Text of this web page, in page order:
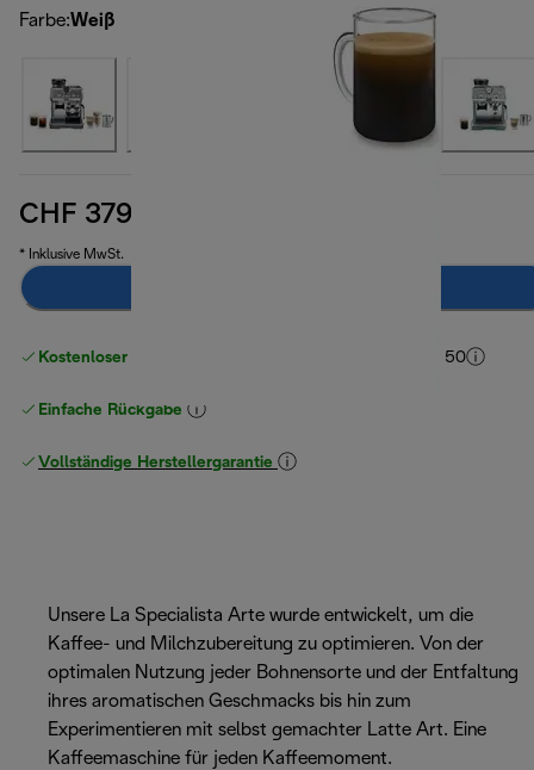
Farbe:Weiß
CHF 379.00
* Inklusive MwSt.
Kostenloser Versand ab einem Einkaufswert von CHF 50
Einfache Rückgabe
Vollständige Herstellergarantie
Unsere La Specialista Arte wurde entwickelt, um die
Kaffee- und Milchzubereitung zu optimieren. Von der
optimalen Nutzung jeder Bohnensorte und der Entfaltung
ihres aromatischen Geschmacks bis hin zum
Experimentieren mit selbst gemachter Latte Art. Eine
Kaffeemaschine für jeden Kaffeemoment.